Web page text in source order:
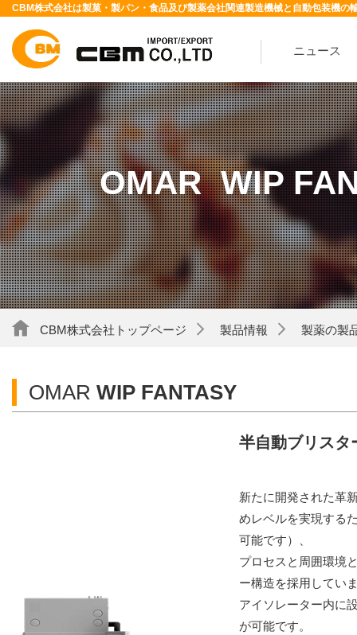
CBM株式会社は製菓・製パン・食品及び製薬会社関連製造機械と自動包装機の
ニュース
OMAR WIP
CBM株式会社トップページ 製品情報 製薬の製
OMAR WIP FANTASY
半自動ブリスタ
新たに開発された革
めレベルを実現する
可能です）、
プロセスと周囲環境
ー構造を採用してい
アイソレーター内に
が可能です。